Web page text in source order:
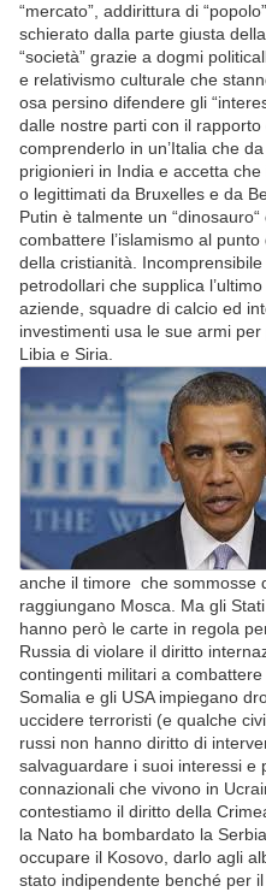
“mercato”, addirittura di
schierato dalla parte giusta
“società” grazie a dogmi
e relativismo culturale che
osa persino difendere gli
dalle nostre parti con il
comprenderlo in un’Italia che
prigionieri in India e accetta
o legittimati da Bruxelles e da
Putin è talmente un
combattere l’islamismo al
della cristianità.
petrodollari che supplica
aziende, squadre di calcio ed
investimenti usa le sue armi
Libia e Siria.
anche il timore che sommosse
raggiungano Mosca. Ma gli
hanno però le carte in regola
Russia di violare il diritto
contingenti militari a
Somalia e gli USA impiegano
uccidere terroristi (e qualche
russi non hanno diritto di
salvaguardare i suoi interessi e
connazionali che vivono in
contestiamo il diritto della
la Nato ha bombardato la
occupare il Kosovo, darlo agli
stato indipendente benché per